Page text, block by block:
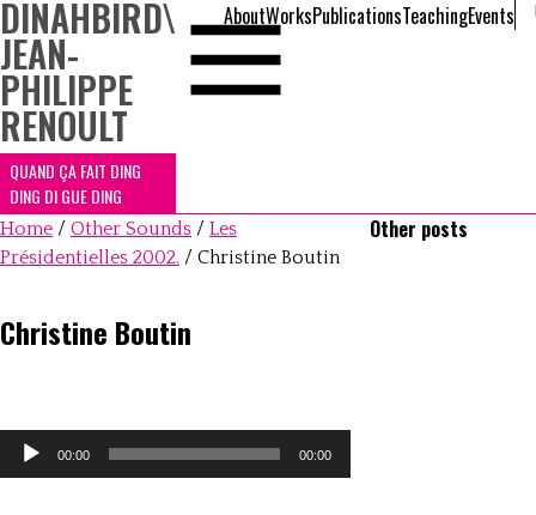
DINAHBIRD\
JEAN-
PHILIPPE
RENOULT
QUAND ÇA FAIT DING
DING DI GUE DING
AboutWorksPublicationsTeachingEvents
Home / Other Sounds / Les
Présidentielles 2002. / Christine Boutin
Christine Boutin
Lecteur
00:00 00:00
Other posts